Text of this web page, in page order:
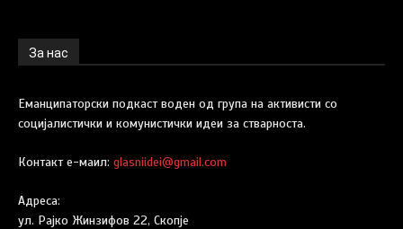
За нас
Еманципаторски подкаст воден од група на активисти со
социјалистички и комунистички идеи за стварноста.
Контакт е-маил: glasniidei@gmail.com
Адреса:
ул. Рајко Жинзифов 22, Скопје